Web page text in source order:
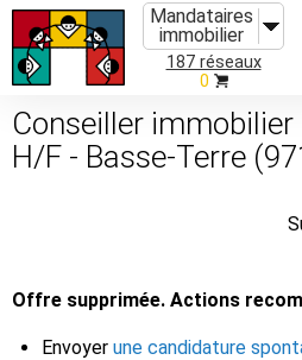
Mandataires
immobilier
187 réseaux
0
Conseiller
H/F - Basse-Terre
Offre supprimée. Actions
Envoyer une candidature